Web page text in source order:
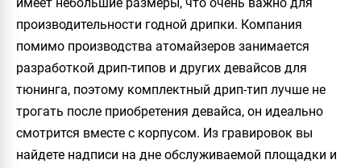
производительности годной дрипки. Компания
помимо производства атомайзеров занимается
разработкой дрип-типов и других девайсов для
тюнинга, поэтому комплектный дрип-тип лучше не
трогать после приобретения девайса, он идеально
смотрится вместе с корпусом. Из гравировок вы
найдете надписи на дне обслуживаемой площадки и